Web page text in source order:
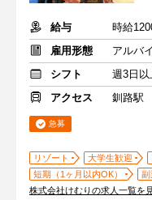
給与
時給
雇用形態
アルバ
シフト
週3日
アクセス
釧路駅
急募
リゾート 大学生歓迎
短期（1ヶ月以内OK）
副
株式会社けむりの求人一覧を